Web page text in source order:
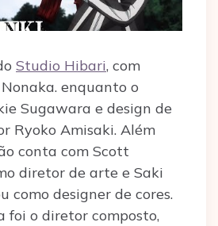
Studio Hibari, com
enquanto o
Sugawara e design de
Ryoko Amisaki. Além
conta com Scott
diretor de arte e Saki
como designer de cores.
foi o diretor composto,